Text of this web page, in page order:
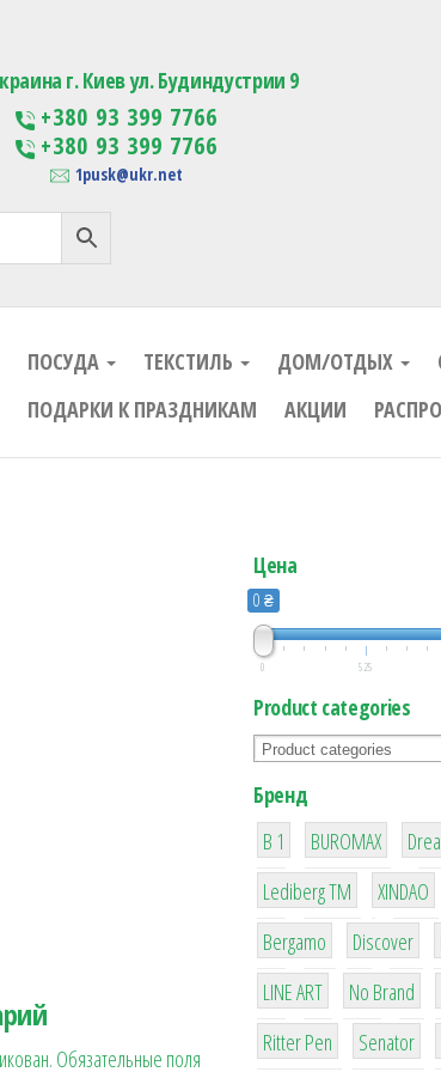
Изготовление сувенирной продукции с логотипом
г. Киев ул. Будиндустрии 9
+380 93 399 7766
+380 93 399 7766
1pusk@ukr.net
ПОСУДА ТЕКСТИЛЬ ДОМ/ОТДЫХ
ПОДАРКИ К ПРАЗДНИКАМ АКЦИИ
Обязательные поля
Цена
0 ₴
0 525
Product categories
Бренд
B 1
1
BUROMAX
1
3
Lediberg ТМ
3
XINDAO
26
Bergamo
64
Discover
4
LINE ART
90
No Brand
22
Ritter Pen
15
Senator